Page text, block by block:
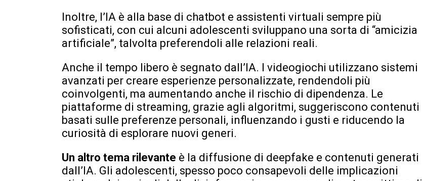
Inoltre, l’IA è alla base di chatbot e assistenti virtuali sempre più
sofisticati, con cui alcuni adolescenti sviluppano una sorta di “amicizia
artificiale”, talvolta preferendoli alle relazioni reali.
Anche il tempo libero è segnato dall’IA. I videogiochi utilizzano sistemi
avanzati per creare esperienze personalizzate, rendendoli più
coinvolgenti, ma aumentando anche il rischio di dipendenza. Le
piattaforme di streaming, grazie agli algoritmi, suggeriscono contenuti
basati sulle preferenze personali, influenzando i gusti e riducendo la
curiosità di esplorare nuovi generi.
Un altro tema rilevante è la diffusione di deepfake e contenuti generati
dall’IA. Gli adolescenti, spesso poco consapevoli delle implicazioni